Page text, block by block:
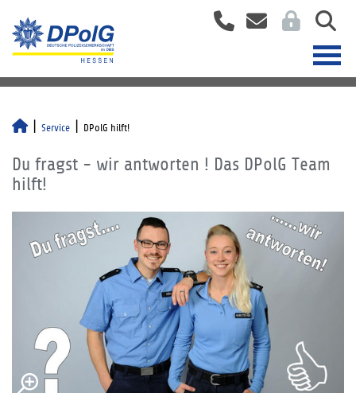
Service DPolG hilft!
Du fragst - wir antworten ! Das DPolG Team
hilft!